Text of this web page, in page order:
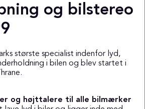
og bilstereo
største specialist indenfor lyd,
i bilen og blev startet i
og højttalere til alle bilmærker